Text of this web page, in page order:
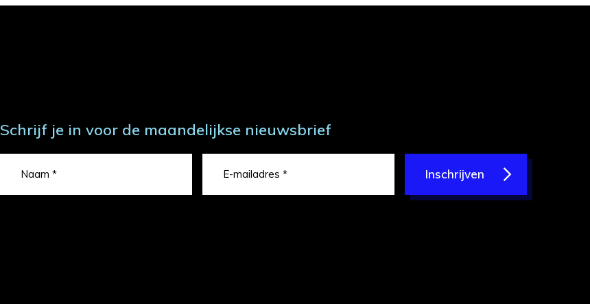
Schrijf je in voor de maandelijkse nieuwsbrief
Inschrijven